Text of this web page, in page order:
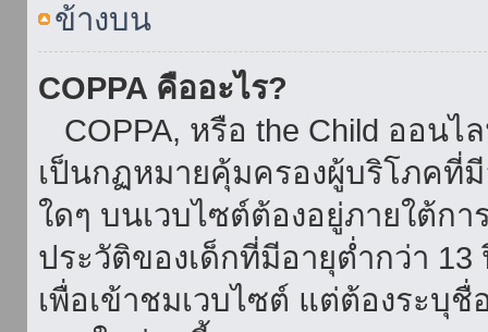
ข้างบน
COPPA คืออะไร?
COPPA, หรือ the Child ออนไ
เป็นกฏหมายคุ้มครองผู้บริโภคที่
ใดๆ บนเวบไซต์ต้องอยู่ภายใต้ก
ประวัติของเด็กที่มีอายุต่ำกว่า
เพื่อเข้าชมเวบไซต์ แต่ต้องระบุ